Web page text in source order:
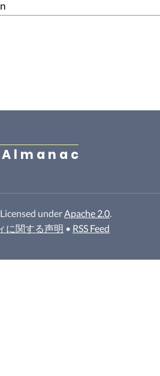
underApache 2.0.
に関する声明 • RSS Feed